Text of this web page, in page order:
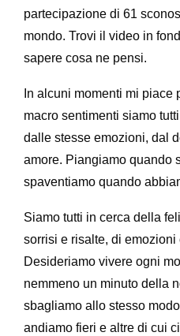
partecipazione di 61
mondo. Trovi il video in
sapere cosa ne pensi.
In alcuni momenti mi piace
macro sentimenti siamo
dalle stesse emozioni, dal
amore. Piangiamo quando
spaventiamo quando
Siamo tutti in cerca della
sorrisi e risalte, di emozioni
Desideriamo vivere ogni
nemmeno un minuto della
sbagliamo allo stesso
andiamo fieri e altre di cui